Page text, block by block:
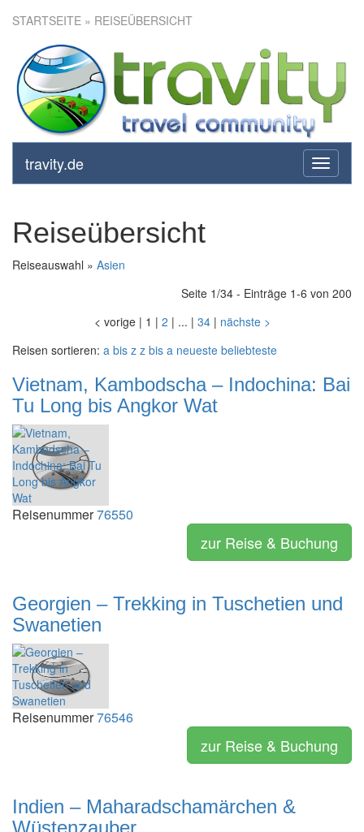
STARTSEITE » REISEÜBERSICHT
toggle
travity.de
Reiseübersicht
Reiseauswahl » Asien
Seite 1/34 - Einträge 1-6 von 200
< vorige | 1 | 2 | ... | 34| nächste >
Reisen sortieren: a bis z z bis a neueste beliebteste
Vietnam, Kambodscha – Indochina: Bai
Tu Long bis Angkor Wat
Reisenummer76550
zur Reise & Buchung
Georgien – Trekking in Tuschetien und
Swanetien
Reisenummer76546
zur Reise & Buchung
Indien – Maharadschamärchen &
Wüstenzauber